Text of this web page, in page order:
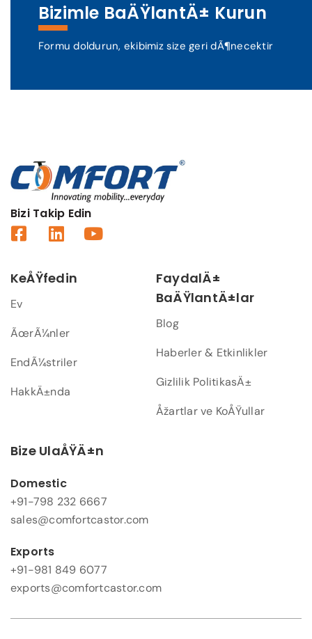
Bizimle BaÄŸlantÄ± Kurun
Formu doldurun, ekibimiz size geri dÃ¶necektir
Bizi Takip Edin
KeÅŸfedin
Ev
ÃœrÃ¼nler
EndÃ¼striler
HakkÄ±nda
FaydalÄ±
BaÄŸlantÄ±lar
Blog
Haberler & Etkinlikler
Gizlilik PolitikasÄ±
Åžartlar ve KoÅŸullar
Bize UlaÅŸÄ±n
Domestic
+91-798 232 6667
sales@comfortcastor.com
Exports
+91-981 849 6077
exports@comfortcastor.com